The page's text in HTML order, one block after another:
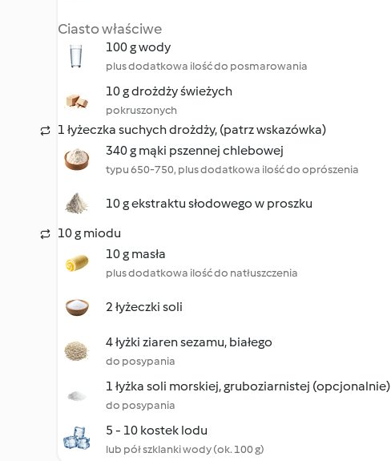
Ciasto właściwe
100 g wody
plus dodatkowa ilość do posmarowania
10 g drożdży świeżych
pokruszonych
1 łyżeczka suchych drożdży, (patrz wskazówka)
340 g mąki pszennej chlebowej
typu 650-750, plus dodatkowa ilość do oprószenia
10 g ekstraktu słodowego w proszku
10 g miodu
10 g masła
plus dodatkowa ilość do natłuszczenia
2 łyżeczki soli
4 łyżki ziaren sezamu, białego
do posypania
1 łyżka soli morskiej, gruboziarnistej (opcjonalnie)
do posypania
5 - 10 kostek lodu
lub pół szklanki wody (ok. 100 g)